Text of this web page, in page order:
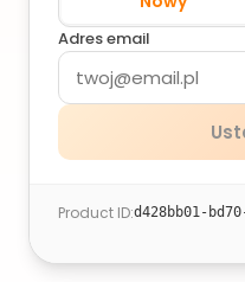
Adres email
Product ID:d428bb01-